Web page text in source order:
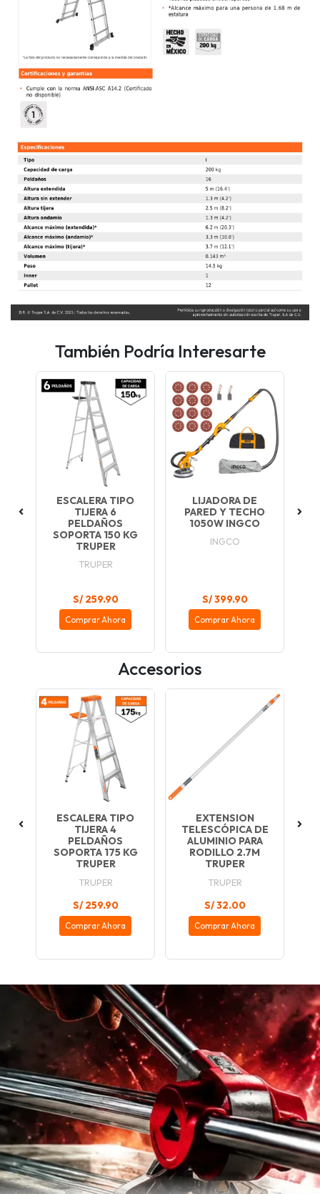
También Podría Interesarte
ESCALERA TIPO
TIJERA 6
PELDAÑOS
SOPORTA 150 KG
TRUPER
TRUPER
S/ 259.90
Comprar Ahora
LIJADORA DE
PARED Y TECHO
1050W INGCO
INGCO
S/ 399.90
Comprar Ahora
Accesorios
ESCALERA TIPO
TIJERA 4
PELDAÑOS
SOPORTA 175 KG
TRUPER
TRUPER
S/ 259.90
Comprar Ahora
EXTENSION
TELESCÓPICA DE
ALUMINIO PARA
RODILLO 2.7M
TRUPER
TRUPER
S/ 32.00
Comprar Ahora